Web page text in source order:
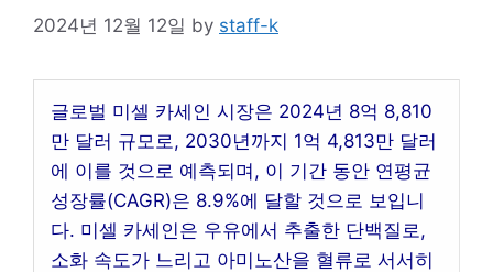
2024년 12월 12일 by staff-k
글로벌 미셀 카세인 시장은 2024년 8억 8,810
만 달러 규모로, 2030년까지 1억 4,813만 달러
에 이를 것으로 예측되며, 이 기간 동안 연평균
성장률(CAGR)은 8.9%에 달할 것으로 보입니
다. 미셀 카세인은 우유에서 추출한 단백질로,
소화 속도가 느리고 아미노산을 혈류로 서서히